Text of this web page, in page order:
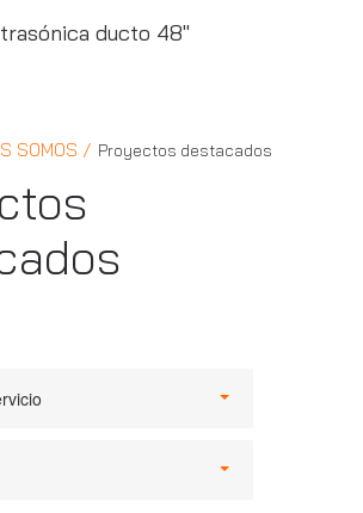
ducto 48"
SOMOS Proyectos destacados